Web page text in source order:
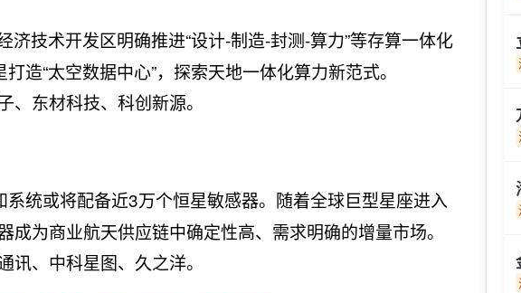
济技术开发区明确推进“设计-制造-封测-算力”等存算一体化
造“太空数据中心”，探索天地一体化算力新范式。
、东材科技、科创新源。
统或将配备近3万个恒星敏感器。随着全球巨型星座进入
为商业航天供应链中确定性高、需求明确的增量市场。
讯、中科星图、久之洋。